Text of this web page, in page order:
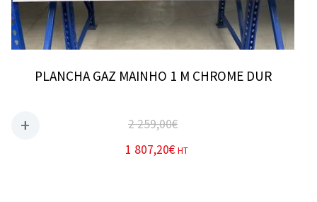
PLANCHA GAZ MAINHO 1 M CHROME DUR
2 259,00€
1 807,20€ HT